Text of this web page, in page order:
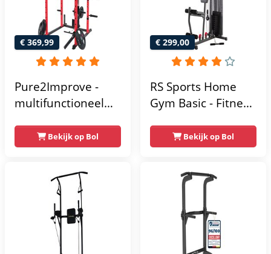
€ 369,99
Pure2Improve -
multifunctioneel
krachtstation -
home gym -
215x111x142
Bekijk op Bol
€ 299,00
RS Sports Home
Gym Basic - Fitness
Bekijk op Bol